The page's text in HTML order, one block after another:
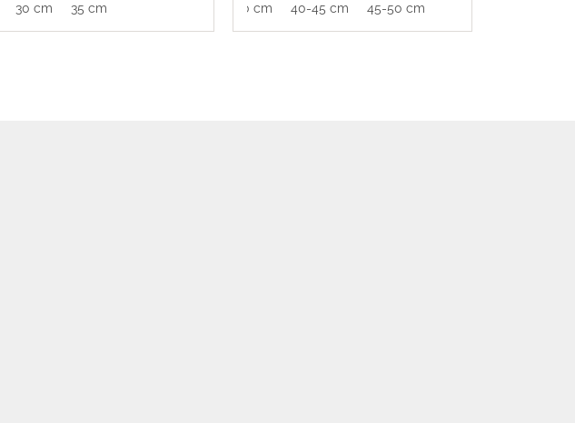
30 cm 35 cm 35-40 cm 40-45 cm 45-50 cm